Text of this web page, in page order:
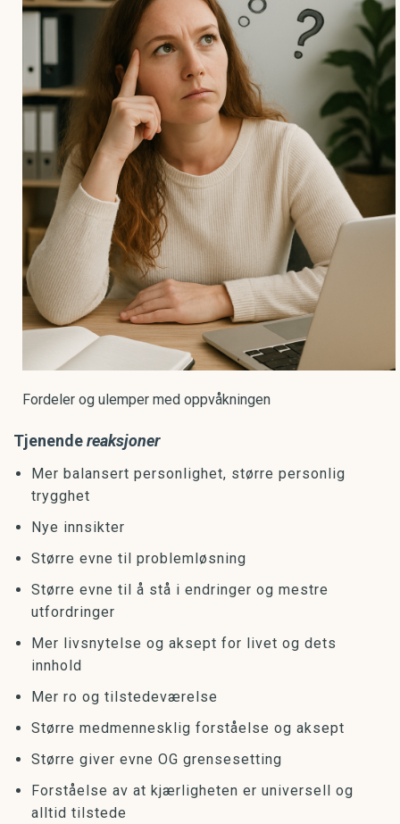
Fordeler og ulemper med oppvåkningen
Tjenendereaksjoner
Mer balansert personlighet, større personlig
trygghet
Nye innsikter
Større evne til problemløsning
Større evne til å stå i endringer og mestre
utfordringer
Mer livsnytelse og aksept for livet og dets
innhold
Mer ro og tilstedeværelse
Større medmennesklig forståelse og aksept
Større giver evne OG grensesetting
Forståelse av at kjærligheten er universell og
alltid tilstede